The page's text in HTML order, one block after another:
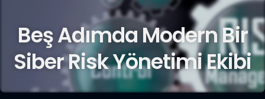
Beş Adımda Modern Bir
Siber Risk Yönetimi Ekibi